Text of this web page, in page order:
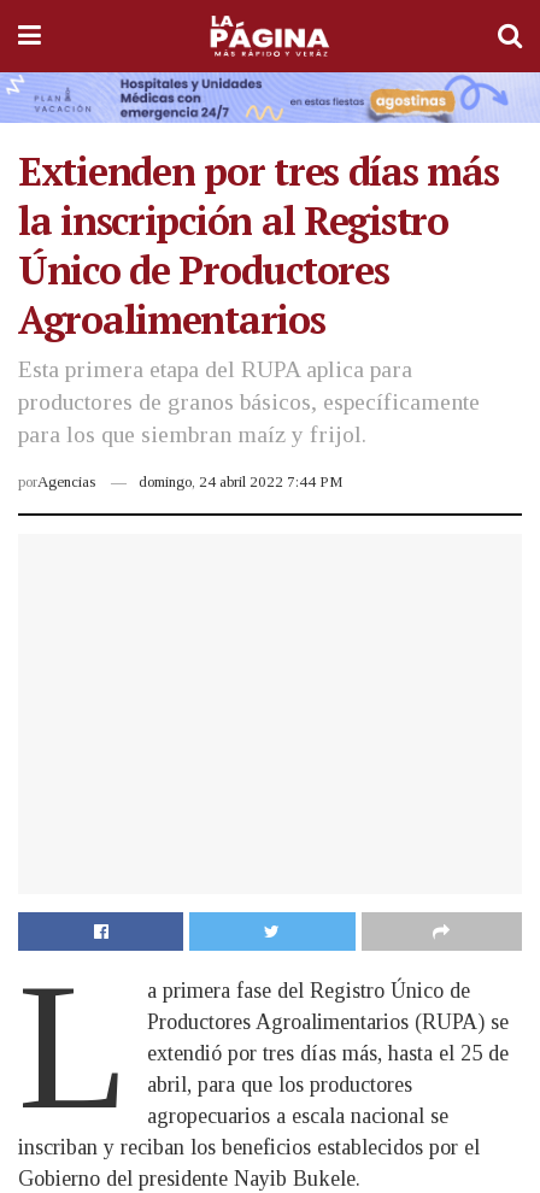
Extienden por tres días más
la inscripción al Registro
Único de Productores
Agroalimentarios
Esta primera etapa del RUPA aplica para
productores de granos básicos, específicamente
para los que siembran maíz y frijol.
porAgencias domingo, 24 abril 2022 7:44 PM
L
a primera fase del Registro Único de
Productores Agroalimentarios (RUPA) se
extendió por tres días más, hasta el 25 de
abril, para que los productores
agropecuarios a escala nacional se
inscriban y reciban los beneficios establecidos por el
Gobierno del presidente Nayib Bukele.